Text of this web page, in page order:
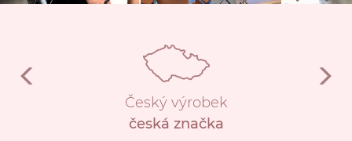
Český výrobek
česká značka